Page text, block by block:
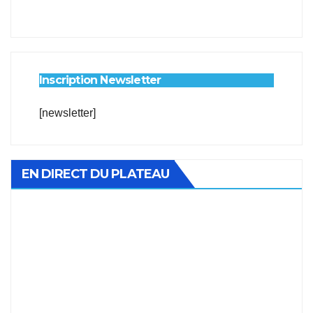
Inscription Newsletter
[newsletter]
EN DIRECT DU PLATEAU